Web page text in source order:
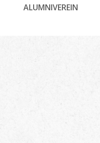
ALUMNIVEREIN